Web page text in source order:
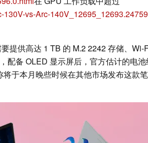
vs-Arc-
提供高达 1 TB 的 M.2 2242 存储、Wi-
配备 OLED 显示屏后，官方估计的电
于本月晚些时候在其他市场发布这款